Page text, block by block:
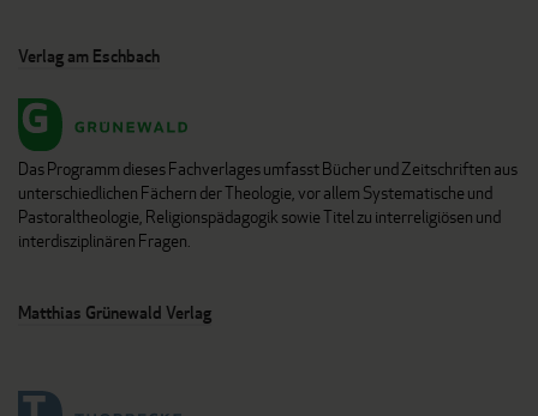
Verlag am Eschbach
Das Programm dieses Fachverlages umfasst Bücher und Zeitschriften aus
unterschiedlichen Fächern der Theologie, vor allem Systematische und
Pastoraltheologie, Religionspädagogik sowie Titel zu interreligiösen und
interdisziplinären Fragen.
Matthias Grünewald Verlag